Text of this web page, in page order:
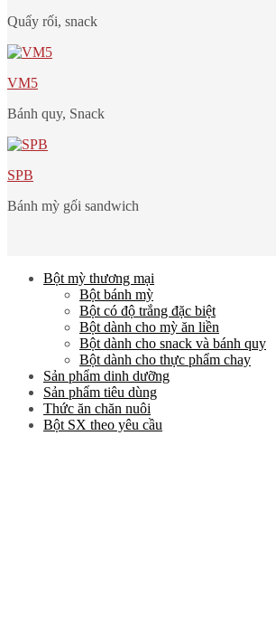
Quẩy rối, snack
VM5
Bánh quy, Snack
SPB
Bánh mỳ gối sandwich
Bột mỳ thương mại
Bột bánh mỳ
Bột có độ trắng đặc biệt
Bột dành cho mỳ ăn liền
Bột dành cho snack và bánh quy
Bột dành cho thực phẩm chay
Sản phẩm dinh dưỡng
Sản phẩm tiêu dùng
Thức ăn chăn nuôi
Bột SX theo yêu cầu